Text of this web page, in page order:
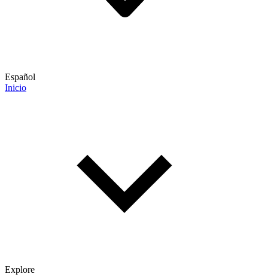
Español
Inicio
Explore